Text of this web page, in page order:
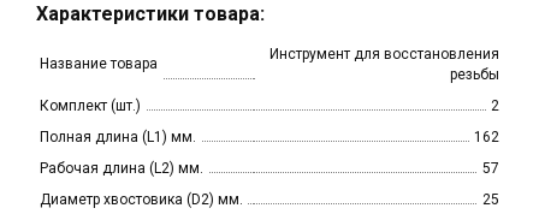
Характеристики товара:
Название товара
Инструмент для восстановления
резьбы
Комплект (шт.)
2
Полная длина (L1) мм.
162
Рабочая длина (L2) мм.
57
Диаметр хвостовика (D2) мм.
25